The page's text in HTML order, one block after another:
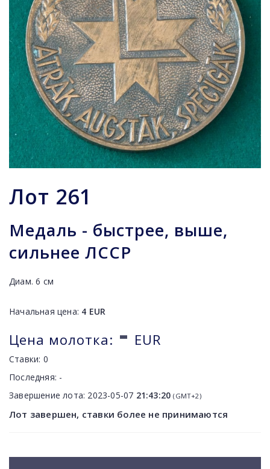
Лот 261
Медаль - быстрее, выше,
сильнее ЛССР
Диам. 6 cм
Начальная цена: 4 EUR
Цена молотка: - EUR
Ставки: 0
Последняя: -
Завершение лота: 2023-05-07 21:43:20 (GMT+2)
Лот завершен, ставки более не принимаются